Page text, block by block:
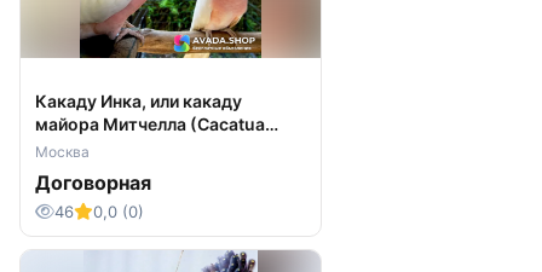
Какаду Инка, или какаду
майора Митчелла (Cacatua
leadbeateri)- ручные птенцы из
Москва
Договорная
46 0,0 (0)